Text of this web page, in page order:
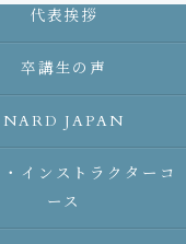
代表挨拶
卒講生の声
NARD JAPAN
インストラクターコ
ース